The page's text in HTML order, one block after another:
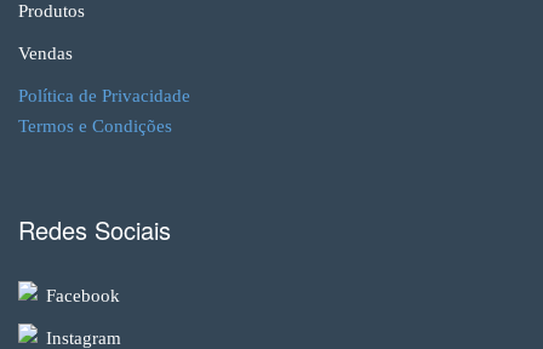
Produtos
Vendas
Política de Privacidade
Termos e Condições
Redes Sociais
Facebook
Instagram